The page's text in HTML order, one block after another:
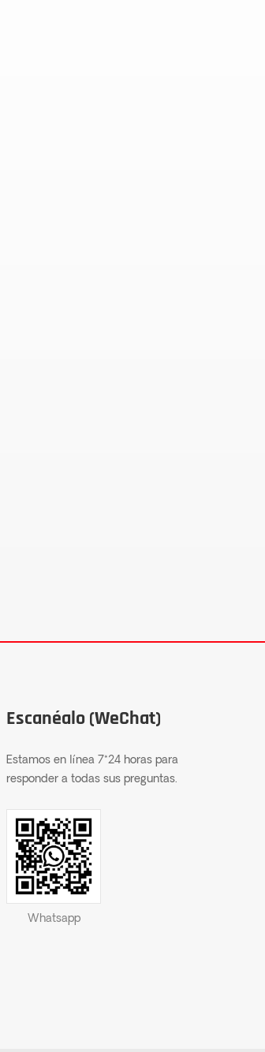
Escanéalo (WeChat)
Estamos en línea 7*24 horas para
responder a todas sus preguntas.
Whatsapp